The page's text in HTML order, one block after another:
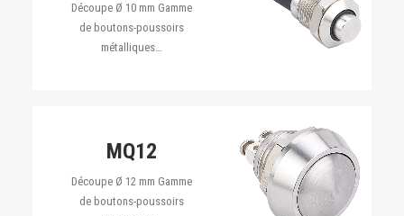
Découpe Ø 10 mm Gamme
de boutons-poussoirs
métalliques…
MQ12
Découpe Ø 12 mm Gamme
de boutons-poussoirs